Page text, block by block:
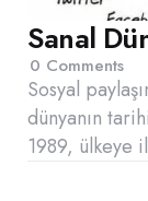
Sanal
0 Comments
Sosyal
dünyanın
1989, ülkeye